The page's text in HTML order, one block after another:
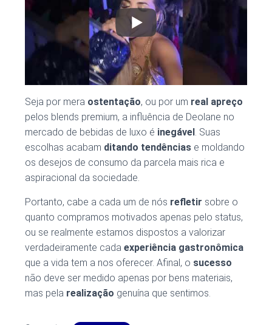
Seja por mera ostentação, ou por um real apreço
pelos blends premium, a influência de Deolane no
mercado de bebidas de luxo é inegável . Suas
escolhas acabam ditando tendências e moldando
os desejos de consumo da parcela mais rica e
aspiracional da sociedade.
Portanto, cabe a cada um de nós refletir sobre o
quanto compramos motivados apenas pelo status,
ou se realmente estamos dispostos a valorizar
verdadeiramente cada experiência gastronômica
que a vida tem a nos oferecer. Afinal, o sucesso
não deve ser medido apenas por bens materiais,
mas pela realização genuína que sentimos.